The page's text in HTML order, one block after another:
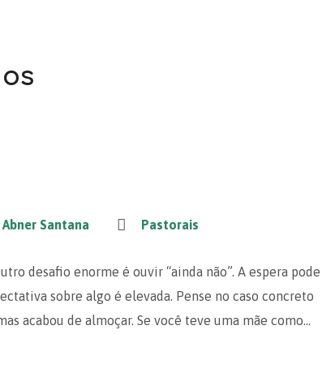
Abner Santana Pastorais
desafio enorme é ouvir “ainda não”. A espera pode
sobre algo é elevada. Pense no caso concreto
acabou de almoçar. Se você teve uma mãe como…